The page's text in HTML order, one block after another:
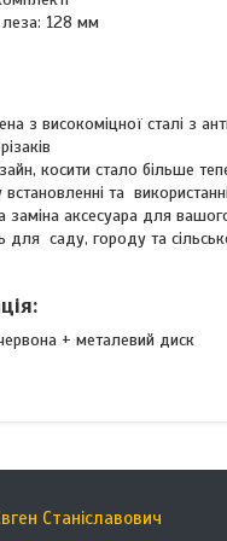
128 мм
​​з високоміцної сталі з
косити стало більше
та
заміна аксесуара для
для саду, городу та
+ металевий диск
Станіславович